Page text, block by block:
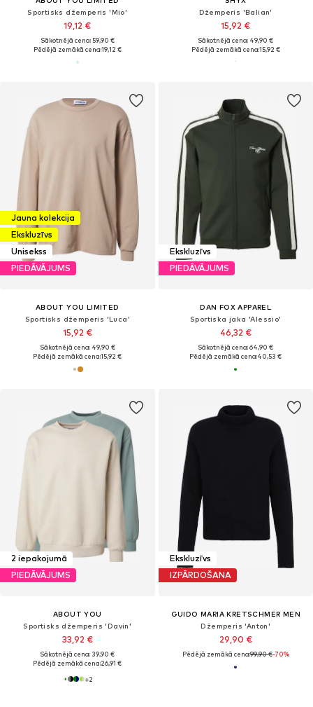
Sportisks džemperis 'Mio'
19,12 €
Sākotnējā cena: 59,90 €
Pēdējā zemākā cena:19,12 €
Džemperis 'Balian'
15,92 €
Sākotnējā cena: 49,90 €
Pēdējā zemākā cena:15,92 €
Jauna kolekcija
Ekskluzīvs
Unisekss
PIEDĀVĀJUMS
ABOUT YOU LIMITED
Sportisks džemperis 'Luca'
15,92 €
Sākotnējā cena: 49,90 €
Pēdējā zemākā cena:15,92 €
Ekskluzīvs
PIEDĀVĀJUMS
DAN FOX APPAREL
Sportiska jaka 'Alessio'
46,32 €
Sākotnējā cena: 64,90 €
Pēdējā zemākā cena:40,53 €
2 iepakojumā
PIEDĀVĀJUMS
ABOUT YOU
Sportisks džemperis 'Davin'
33,92 €
Sākotnējā cena: 39,90 €
Pēdējā zemākā cena:26,91 €
+2
Ekskluzīvs
IZPĀRDOŠANA
GUIDO MARIA KRETSCHMER MEN
Džemperis 'Anton'
29,90 €
Pēdējā zemākā cena:99,90 €-70%